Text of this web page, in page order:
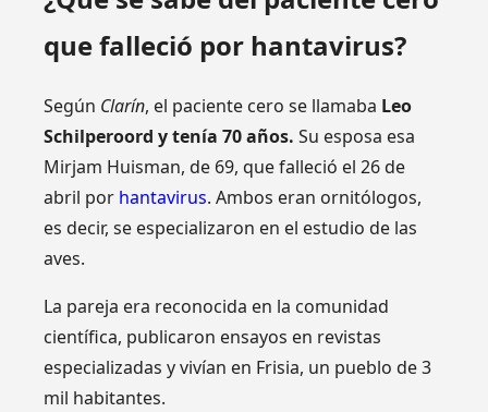
que falleció por hantavirus?
Según Clarín, el paciente cero se llamaba Leo
Schilperoord y tenía 70 años.Su esposa esa
Mirjam Huisman, de 69, que falleció el 26 de
abril por hantavirus. Ambos eran ornitólogos,
es decir, se especializaron en el estudio de las
aves.
La pareja era reconocida en la comunidad
científica, publicaron ensayos en revistas
especializadas y vivían en Frisia, un pueblo de 3
mil habitantes.